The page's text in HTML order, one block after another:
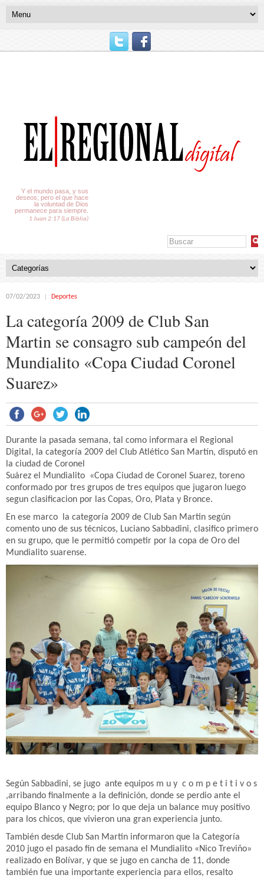
Y el mundo pasa, y sus
deseos; pero el que hace
la voluntad de Dios
permanece para siempre.
1 Juan 2:17 (La Biblia)
07/02/2023 Deportes
La categoría 2009 de Club San
Martin se consagro sub campeón del
Mundialito «Copa Ciudad Coronel
Suarez»
Durante la pasada semana, tal como informara el Regional
Digital, la categoría 2009 del Club Atlético San Martín, disputó en
la ciudad de Coronel
Suárez el Mundialito «Copa Ciudad de Coronel Suarez, toreno
conformado por tres grupos de tres equipos que jugaron luego
segun clasificacion por las Copas, Oro, Plata y Bronce.
En ese marco la categoría 2009 de Club San Martin según
comento uno de sus técnicos, Luciano Sabbadini, clasifico primero
en su grupo, que le permitió competir por la copa de Oro del
Mundialito suarense.
Según Sabbadini, se jugo ante equipos m u y c o m p e t i t i v o s
,arribando finalmente a la definición, donde se perdio ante el
equipo Blanco y Negro; por lo que deja un balance muy positivo
para los chicos, que vivieron una gran experiencia junto.
También desde Club San Martin informaron que la Categoría
2010 jugo el pasado fin de semana el Mundialito «Nico Treviño»
realizado en Bolívar, y que se jugo en cancha de 11, donde
también fue una importante experiencia para ellos, resalto